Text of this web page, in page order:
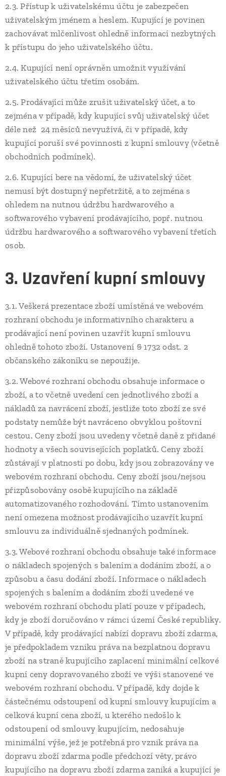
2.3. Přístup k uživatelskému účtu je zabezpečen
uživatelským jménem a heslem. Kupující je povinen
zachovávat mlčenlivost ohledně informací nezbytných
k přístupu do jeho uživatelského účtu.
2.4. Kupující není oprávněn umožnit využívání
uživatelského účtu třetím osobám.
2.5. Prodávající může zrušit uživatelský účet, a to
zejména v případě, kdy kupující svůj uživatelský účet
déle než 24 měsíců nevyužívá, či v případě, kdy
kupující poruší své povinnosti z kupní smlouvy (včetně
obchodních podmínek).
2.6. Kupující bere na vědomí, že uživatelský účet
nemusí být dostupný nepřetržitě, a to zejména s
ohledem na nutnou údržbu hardwarového a
softwarového vybavení prodávajícího, popř. nutnou
údržbu hardwarového a softwarového vybavení třetích
osob.
3. Uzavření kupní smlouvy
3.1. Veškerá prezentace zboží umístěná ve webovém
rozhraní obchodu je informativního charakteru a
prodávající není povinen uzavřít kupní smlouvu
ohledně tohoto zboží. Ustanovení § 1732 odst. 2
občanského zákoníku se nepoužije.
3.2. Webové rozhraní obchodu obsahuje informace o
zboží, a to včetně uvedení cen jednotlivého zboží a
nákladů za navrácení zboží, jestliže toto zboží ze své
podstaty nemůže být navráceno obvyklou poštovní
cestou. Ceny zboží jsou uvedeny včetně daně z přidané
hodnoty a všech souvisejících poplatků. Ceny zboží
zůstávají v platnosti po dobu, kdy jsou zobrazovány ve
webovém rozhraní obchodu. Ceny zboží jsou/nejsou
přizpůsobovány osobě kupujícího na základě
automatizovaného rozhodování. Tímto ustanovením
není omezena možnost prodávajícího uzavřít kupní
smlouvu za individuálně sjednaných podmínek.
3.3. Webové rozhraní obchodu obsahuje také informace
o nákladech spojených s balením a dodáním zboží, a o
způsobu a času dodání zboží. Informace o nákladech
spojených s balením a dodáním zboží uvedené ve
webovém rozhraní obchodu platí pouze v případech,
kdy je zboží doručováno v rámci území České republiky.
V případě, kdy prodávající nabízí dopravu zboží zdarma,
je předpokladem vzniku práva na bezplatnou dopravu
zboží na straně kupujícího zaplacení minimální celkové
kupní ceny dopravovaného zboží ve výši stanovené ve
webovém rozhraní obchodu. V případě, kdy dojde k
částečnému odstoupení od kupní smlouvy kupujícím a
celková kupní cena zboží, u kterého nedošlo k
odstoupení od smlouvy kupujícím, nedosahuje
minimální výše, jež je potřebná pro vznik práva na
dopravu zboží zdarma podle předchozí věty, právo
kupujícího na dopravu zboží zdarma zaniká a kupující je